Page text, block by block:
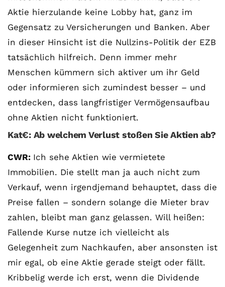
Aktie hierzulande keine Lobby hat, ganz im
Gegensatz zu Versicherungen und Banken. Aber
in dieser Hinsicht ist die Nullzins-Politik der EZB
tatsächlich hilfreich. Denn immer mehr
Menschen kümmern sich aktiver um ihr Geld
oder informieren sich zumindest besser – und
entdecken, dass langfristiger Vermögensaufbau
ohne Aktien nicht funktioniert.
Kat€: Ab welchem Verlust stoßen Sie Aktien ab?
CWR: Ich sehe Aktien wie vermietete
Immobilien. Die stellt man ja auch nicht zum
Verkauf, wenn irgendjemand behauptet, dass die
Preise fallen – sondern solange die Mieter brav
zahlen, bleibt man ganz gelassen. Will heißen:
Fallende Kurse nutze ich vielleicht als
Gelegenheit zum Nachkaufen, aber ansonsten ist
mir egal, ob eine Aktie gerade steigt oder fällt.
Kribbelig werde ich erst, wenn die Dividende